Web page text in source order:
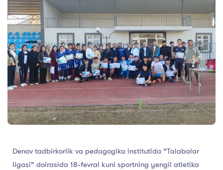
Denov tadbirkorlik va pedagogika institutida “Talabalar
ligasi” doirasida 18-fevral kuni sportning yengil atletika